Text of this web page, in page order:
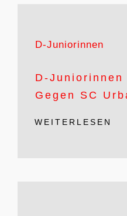
D-Juniorinnen
D-Juniorinnen
Gegen SC
WEITERLESEN